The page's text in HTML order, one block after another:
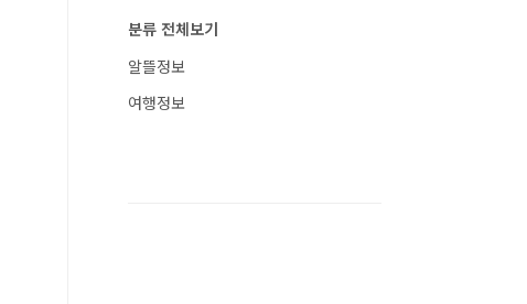
분류 전체보기
알뜰정보
여행정보